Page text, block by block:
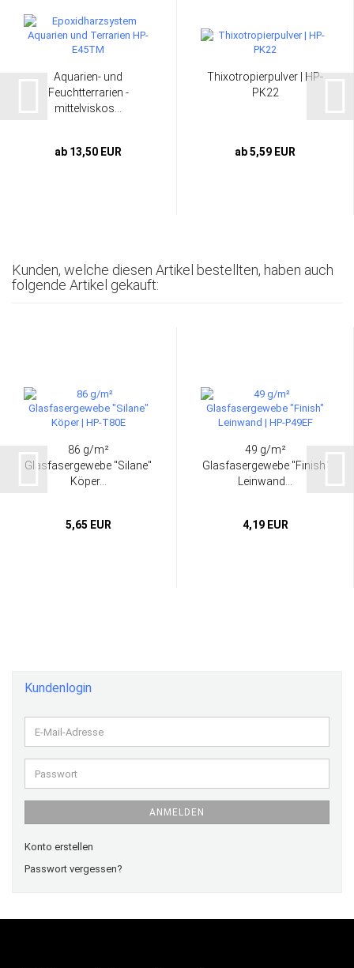
Aquarien- und
Feuchtterrarien -
mittelviskos...
ab 13,50 EUR
Thixotropierpulver | HP-
PK22
ab 5,59 EUR
Kunden, welche diesen Artikel bestellten, haben auch
folgende Artikel gekauft:
86 g/m²
Glasfasergewebe "Silane"
Köper...
5,65 EUR
49 g/m²
Glasfasergewebe "Finish"
Leinwand...
4,19 EUR
Kundenlogin
E-
Mail-
Adresse
Passwort
ANMELDEN
Konto erstellen
Passwort vergessen?